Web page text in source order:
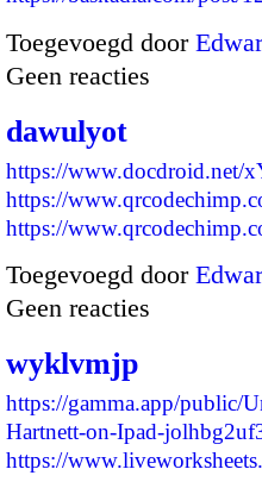
Toegevoegd door
Geen reacties
dawulyot
https://www.docdroid.net/
https://
https://
Toegevoegd door
Geen reacties
wyklvmjp
https://gamma.app/
Hartnett-on-Ipad-
https://